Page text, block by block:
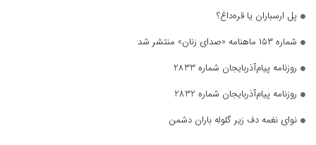
پل ارسباران یا قره‌داغ؟
شماره ۱۵۳ ماهنامه «صدای زنان» منتشر شد
روزنامه پیام‌آذربایجان شماره 2833
روزنامه پیام‌آذربایجان شماره 2832
نوای نغمه دف زیر گلوله باران دشمن